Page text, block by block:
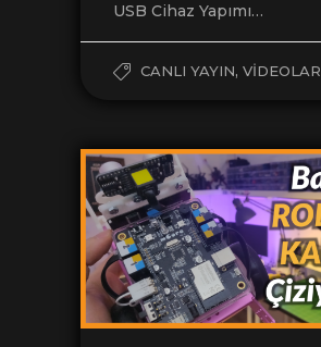
USB Cihaz Yapımı…
CANLI YAYIN, VIDEOLAR